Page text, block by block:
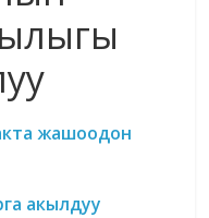
жашоодон
акылдуу